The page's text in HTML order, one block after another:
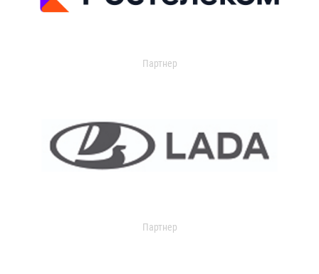
Партнер
Партнер